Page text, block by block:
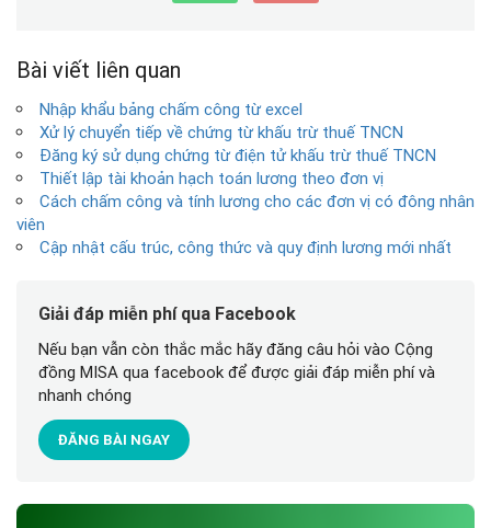
Bài viết liên quan
Nhập khẩu bảng chấm công từ excel
Xử lý chuyển tiếp về chứng từ khấu trừ thuế TNCN
Đăng ký sử dụng chứng từ điện tử khấu trừ thuế TNCN
Thiết lập tài khoản hạch toán lương theo đơn vị
Cách chấm công và tính lương cho các đơn vị có đông nhân
viên
Cập nhật cấu trúc, công thức và quy định lương mới nhất
Giải đáp miễn phí qua Facebook
Nếu bạn vẫn còn thắc mắc hãy đăng câu hỏi vào Cộng
đồng MISA qua facebook để được giải đáp miễn phí và
nhanh chóng
ĐĂNG BÀI NGAY